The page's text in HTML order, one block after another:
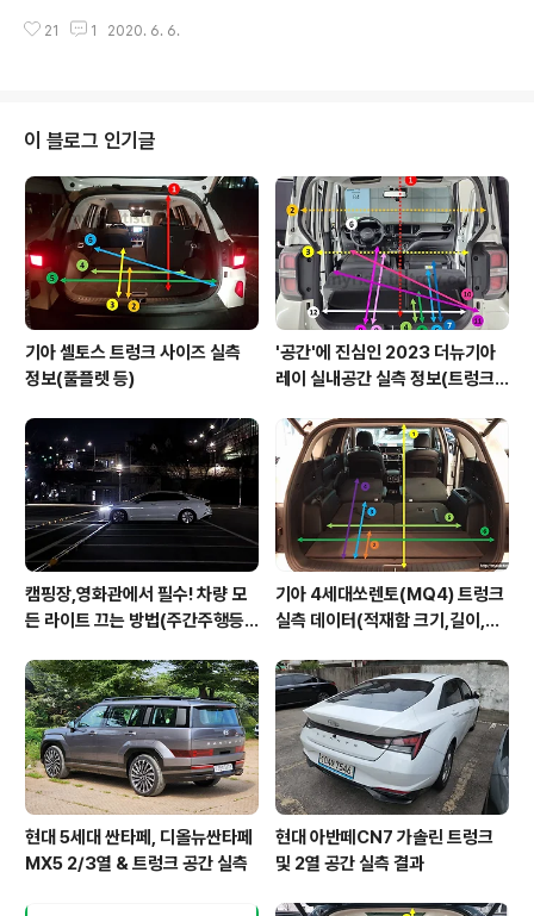
날아오는 물건으로부터탑승객을 보호하기 위하여 이중으
적으로 늘어나고 있는데 다이렉트로 가입할 때 뭐니뭐니해
때 누락할 수 있는 아주 중요한 내용에 대해 언급해볼까 합
니다. 이미 가입하신 분이라 하더라도 반드시 끝까지 읽어
보시고 본인도 해당된다 판단되시면 즉시 가입된 보험을
수정하셔야 합니다. 자동차 보험 다이렉트 가입 시 유의사
항 - 옵션(추가 부속품) 이렇게 가입했다면 잘못 가입한 것
입니다. 예전에 제가 한 번 벨로스터N 퍼..
21 1 2020. 6. 6.
이 블로그 인기글
기아 셀토스 트렁크 사이즈 실측
정보(풀플렛 등)
'공간'에 진심인 2023 더뉴기아
레이 실내공간 실측 정보(트렁크,
캠핑장,영화관에서 필수! 차량 모
든 라이트 끄는 방법(주간주행등D
기아 4세대쏘렌토(MQ4) 트렁크
실측 데이터(적재함 크기,길이,높
현대 5세대 싼타페, 디올뉴싼타페
MX5 2/3열 & 트렁크 공간 실측
현대 아반떼CN7 가솔린 트렁크
및 2열 공간 실측 결과